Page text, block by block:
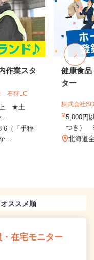
作業スタ
石狩LC
上 ★土
6（「手稲
...
健康食品
ター
株式会社
5,000円
つき）
北海道
在宅モニター